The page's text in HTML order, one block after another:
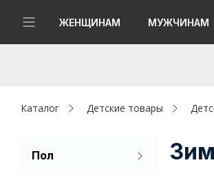
ЖЕНЩИНАМ МУЖЧИНАМ
Женщинам
Каталог Детские товары
Пол